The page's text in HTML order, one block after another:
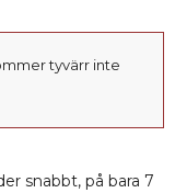
tyvärr inte
snabbt, på bara 7